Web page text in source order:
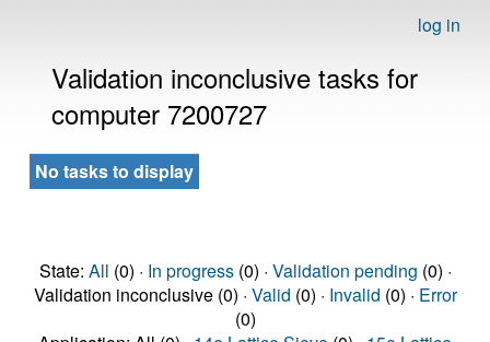
log in
Validation inconclusive tasks for
computer 7200727
No tasks to display
State: All (0) · In progress(0) · Validation pending (0) ·
Validation inconclusive (0) · Valid (0) · Invalid (0) · Error
(0)